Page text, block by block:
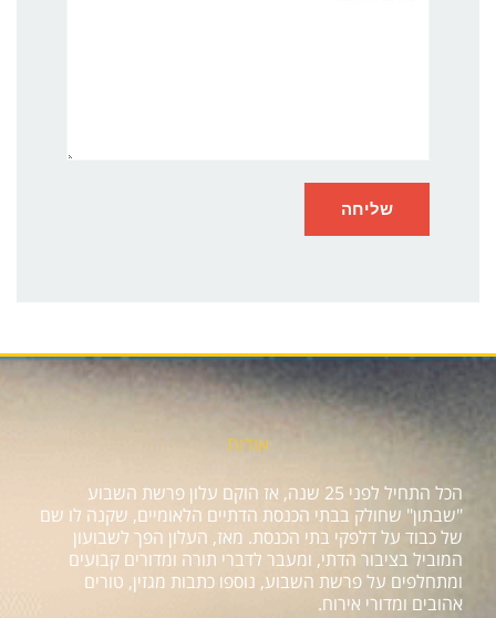
אודות
הכל התחיל לפני 25 שנה, אז הוקם עלון פרשת השבוע
"שבתון" שחולק בבתי הכנסת הדתיים הלאומיים, שקנה לו שם
של כבוד על דלפקי בתי הכנסת. מאז, העלון הפך לשבועון
המוביל בציבור הדתי, ומעבר לדברי תורה ומדורים קבועים
ומתחלפים על פרשת השבוע, נוספו כתבות מגזין, טורים
אהובים ומדורי אירוח.